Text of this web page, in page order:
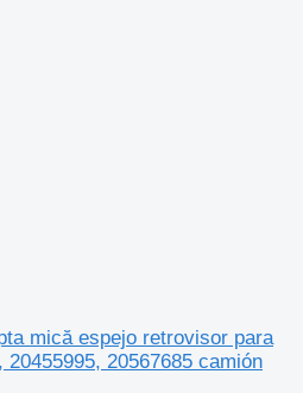
mică espejo retrovisor para
20567685 camión